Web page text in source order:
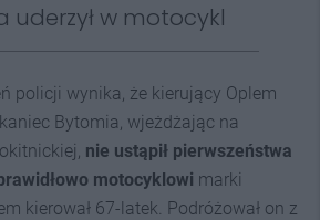
uderzył w motocykl
policji wynika, że kierujący Oplem
Bytomia, wjeżdżając na
nie ustąpił pierwszeństwa
motocyklowi marki
kierował 67-latek. Podróżował on z